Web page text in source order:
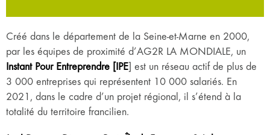
Créé dans le département de la Seine-et-Marne en 2000,
par les équipes de proximité d’AG2R LA MONDIALE, un
Instant Pour Entreprendre [IPE] est un réseau actif de plus de
3 000 entreprises qui représentent 10 000 salariés. En
2021, dans le cadre d’un projet régional, il s’étend à la
totalité du territoire francilien.